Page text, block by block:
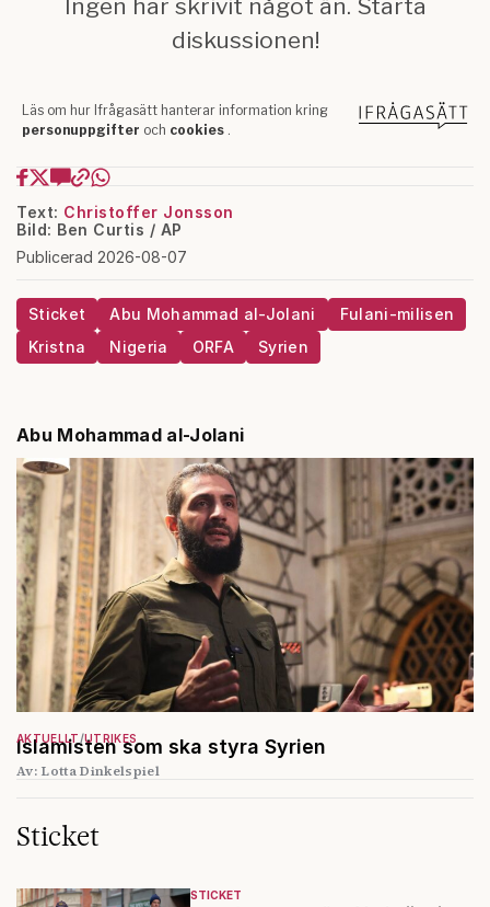
Text: Christoffer Jonsson
Bild: Ben Curtis / AP
Publicerad 2026-08-07
Sticket Abu Mohammad al-Jolani
Fulani-milisen
Kristna
Nigeria ORFA Syrien
Abu Mohammad al-Jolani
Islamisten som ska styra Syrien
AKTUELLT UTRIKES
Av: Lotta Dinkelspiel
Sticket
STICKET